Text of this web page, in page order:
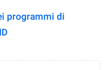
programmi di